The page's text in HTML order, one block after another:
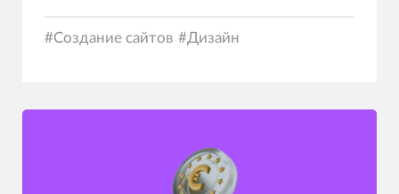
#Создание сайтов #Дизайн